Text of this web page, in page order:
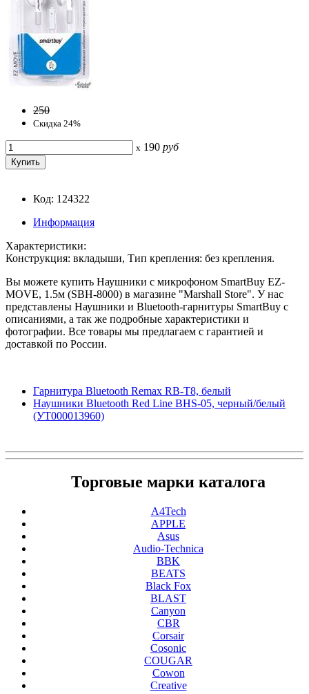
250
Скидка 24%
x 190 руб
Код: 124322
Информация
Характеристики:
Конструкция: вкладыши, Тип крепления: без крепления.
Вы можете купить Наушники с микрофоном SmartBuy EZ-
MOVE, 1.5м (SBH-8000) в магазине "Marshall Store". У нас
представлены Наушники и Bluetooth-гарнитуры SmartBuy с
описаниями, а так же подробные характеристики и
фотографии. Все товары мы предлагаем с гарантией и
доставкой по России.
Гарнитура Bluetooth Remax RB-T8, белый
Наушники Bluetooth Red Line BHS-05, черный/белый
(УТ000013960)
Торговые марки каталога
A4Tech
APPLE
Asus
Audio-Technica
BBK
BEATS
Black Fox
BLAST
Canyon
CBR
Corsair
Cosonic
COUGAR
Cowon
Creative